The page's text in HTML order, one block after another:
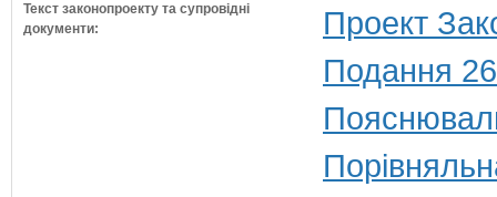
Текст законопроекту та супровідні
документи:
Проект
Подання